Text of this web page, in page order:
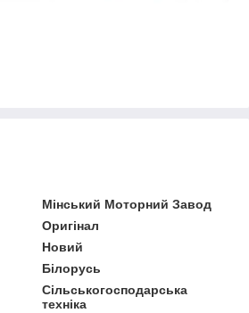
Мінський Моторний Завод
Оригінал
Новий
Білорусь
Сільськогосподарська
техніка